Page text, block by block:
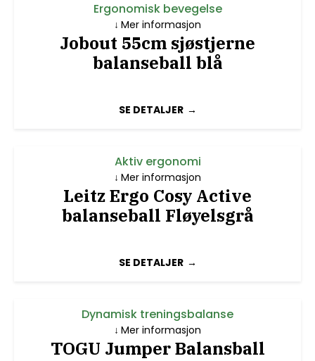
Ergonomisk bevegelse
Jobout 55cm sjøstjerne
balanseball blå
SE DETALJER
Mer informasjon
Aktiv ergonomi
Leitz Ergo Cosy Active
balanseball Fløyelsgrå
SE DETALJER
Mer informasjon
Dynamisk treningsbalanse
TOGU Jumper Balansball
Mer informasjon